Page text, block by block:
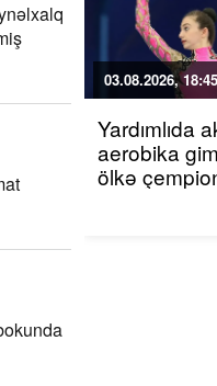
03.08.2026, 18:45
Yardımlıda
aerobika
ölkə